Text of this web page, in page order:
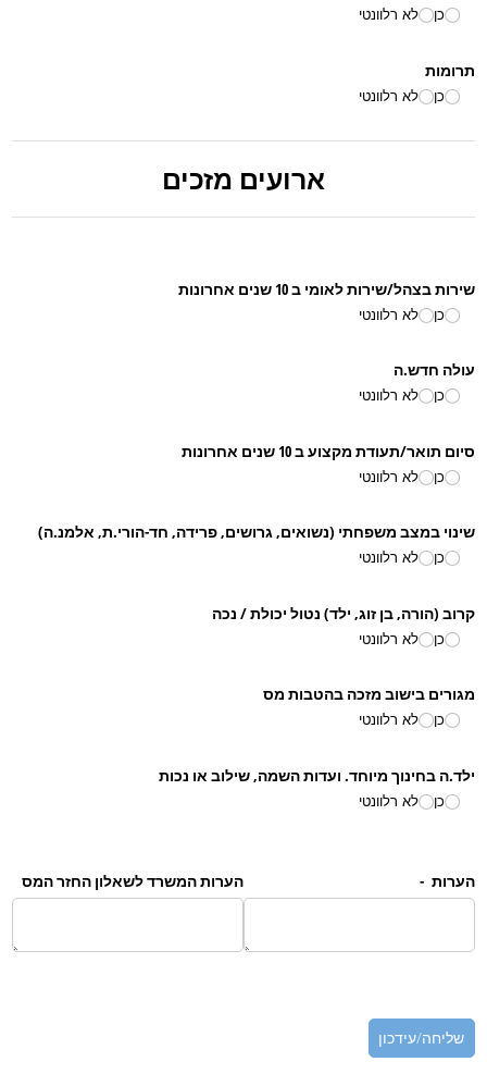
כן לא רלוונטי
תרומות
כן לא רלוונטי
ארועים מזכים
שירות בצהל/​שירות לאומי ב 10 שנים אחרונות
כן לא רלוונטי
עולה חדש.ה
כן לא רלוונטי
סיום תואר/​תעודת מקצוע ב 10 שנים אחרונות
כן לא רלוונטי
שינוי במצב משפחתי (נשואים, גרושים, פרידה, חד-הורי.ת, אלמנ.ה)
כן לא רלוונטי
קרוב (הורה, בן זוג, ילד) נטול יכולת /​ נכה
כן לא רלוונטי
מגורים בישוב מזכה בהטבות מס
כן לא רלוונטי
ילד.ה בחינוך מיוחד. ועדות השמה, שילוב או נכות
כן לא רלוונטי
הערות - הערות המשרד לשאלון החזר המס
שליחה/עידכון